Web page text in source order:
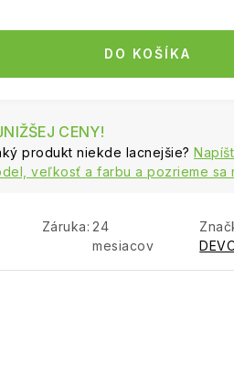
DO KOŠÍKA
CENY!
produkt niekde lacnejšie?
veľkosť a farbu a pozrieme sa
Záruka: 24
mesiacov